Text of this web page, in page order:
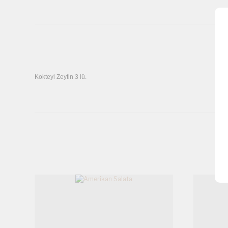
Kokteyl Zeytin 3 lü.
Ürün fiyatı diğer sitelerden daha pahalı.